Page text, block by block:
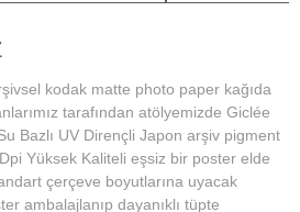
kodak matte photo paper kağıda
tarafından atölyemizde Giclée
Bazlı UV Dirençli Japon arşiv pigment
Yüksek Kaliteli eşsiz bir poster elde
çerçeve boyutlarına uyacak
ambalajlanıp dayanıklı tüpte